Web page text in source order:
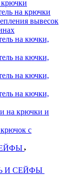
крючки
на крючки
вывесок
на кючки,
на кючки,
на кючки,
на кючки,
на крючки и
с
И СЕЙФЫ